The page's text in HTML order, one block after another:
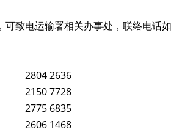
致电运输署相关办事处，联络电话如
2804 2636
2150 7728
2775 6835
2606 1468